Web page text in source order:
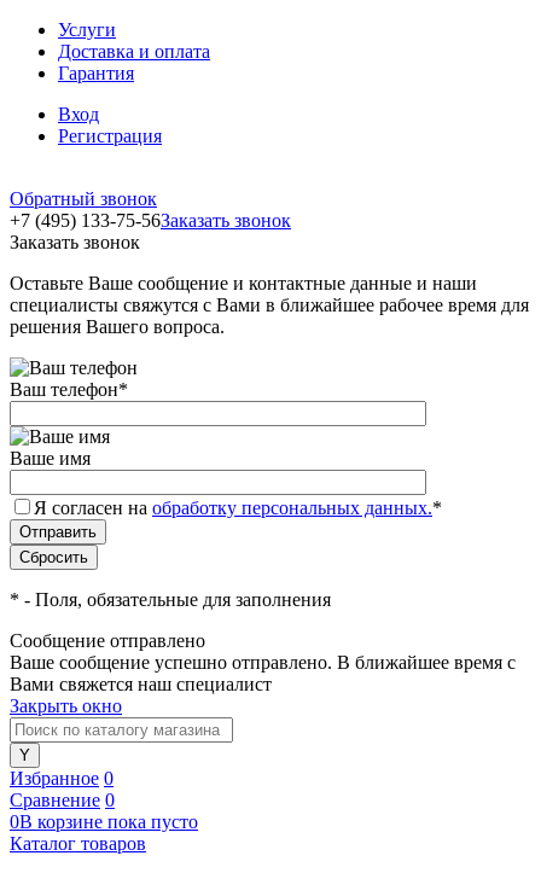
Услуги
Доставка и оплата
Гарантия
Вход
Регистрация
Обратный звонок
+7 (495) 133-75-56Заказать звонок
Заказать звонок
Оставьте Ваше сообщение и контактные данные и наши
специалисты свяжутся с Вами в ближайшее рабочее время для
решения Вашего вопроса.
Ваш телефон*
Ваше имя
Я согласен на обработку персональных данных.*
* - Поля, обязательные для заполнения
Сообщение отправлено
Ваше сообщение успешно отправлено. В ближайшее время с
Вами свяжется наш специалист
Закрыть окно
Избранное 0
Сравнение 0
0В корзине пока пусто
Каталог товаров